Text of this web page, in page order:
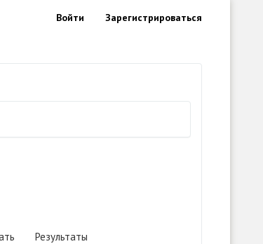
Войти Зарегистрироваться
Результаты